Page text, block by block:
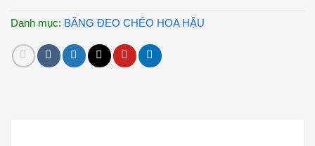
Danh mục: BĂNG ĐEO CHÉO HOA HẬU